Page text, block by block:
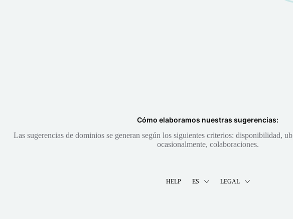
Cómo elaboramos nuestras sugerencias:
Las sugerencias de dominios se generan según los siguientes criterios: disponibilidad,
ocasionalmente, colaboraciones.
HELP ES LEGAL